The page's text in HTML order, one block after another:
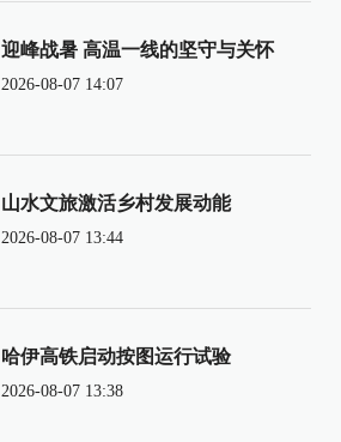
迎峰战暑 高温一线的坚守与关怀
2026-08-07 14:07
山水文旅激活乡村发展动能
2026-08-07 13:44
哈伊高铁启动按图运行试验
2026-08-07 13:38